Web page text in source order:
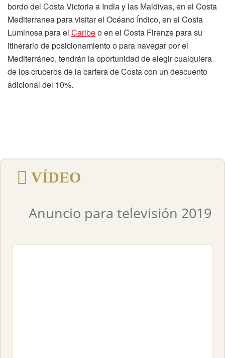
bordo del Costa Victoria a India y las Maldivas, en el Costa
Mediterranea para visitar el Océano Índico, en el Costa
Luminosa para el Caribeo en el Costa Firenze para su
itinerario de posicionamiento o para navegar por el
Mediterráneo, tendrán la oportunidad de elegir cualquiera
de los cruceros de la cartera de Costa con un descuento
adicional del 10%.
VÍDEO
Anuncio para televisión 2019